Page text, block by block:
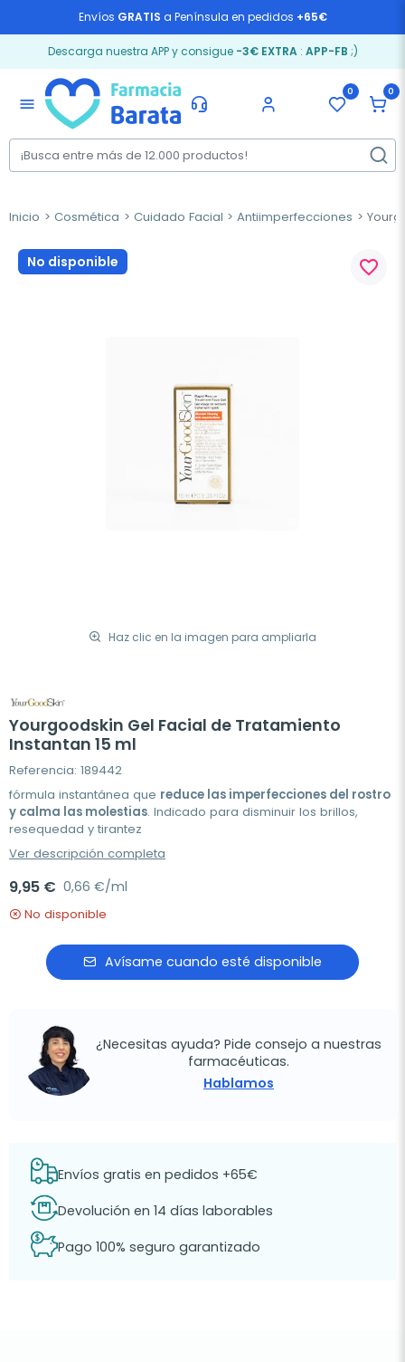
Envíos GRATIS a Península en pedidos +65€
Descarga nuestra APP y consigue -3€ EXTRA: APP-FB ;)
menu
0 0
Inicio Cosmética Cuidado Facial Antiimperfecciones
No disponible
Haz clic en la imagen para ampliarla
favorite_border
Yourgoodskin Gel Facial de Tratamiento
Instantan 15 ml
Referencia: 189442
fórmula instantánea que reduce las imperfecciones del rostro
y calma las molestias. Indicado para disminuir los brillos,
resequedad y tirantez
Ver descripción completa
9,95 € 0,66 €/ml
No disponible
Avísame cuando esté disponible
¿Necesitas ayuda? Pide consejo a nuestras
farmacéuticas.
Hablamos
Envíos gratis en pedidos +65€
Devolución en 14 días laborables
Pago 100% seguro garantizado